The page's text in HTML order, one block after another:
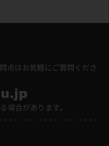
点はお気軽にご質問くださ
場合があります。